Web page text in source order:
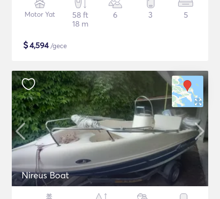
Motor Yat
58 ft
18 m
6 3 5
$4,594/gece
Nireus Boat